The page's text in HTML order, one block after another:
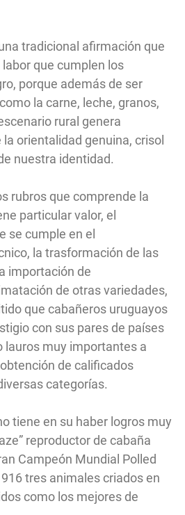
tradicional afirmación que
que cumplen los
porque además de ser
la carne, leche, granos,
rural genera
orientalidad genuina, crisol
nuestra identidad.
rubros que comprende la
particular valor, el
se cumple en el
la trasformación de las
importación de
de otras variedades,
que cabañeros uruguayos
con sus pares de países
lauros muy importantes a
de calificados
categorías.
tiene en su haber logros muy
reproductor de cabaña
Campeón Mundial Polled
tres animales criados en
como los mejores de